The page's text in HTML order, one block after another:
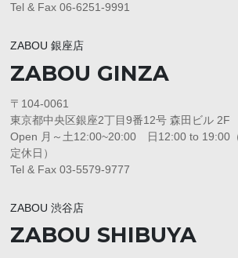
Tel & Fax 06-6251-9991
ZABOU 銀座店
ZABOU GINZA
〒104-0061
東京都中央区銀座2丁目9番12号 森田ビル 2F
Open 月～土12:00~20:00 日12:00 to 19:00
定休日）
Tel & Fax 03-5579-9777
ZABOU 渋谷店
ZABOU SHIBUYA